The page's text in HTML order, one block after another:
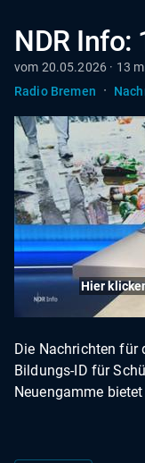
NDR Info:
vom 20.05.2026 · 13
Radio Bremen
·
Hier
Die Nachrichten für
Bildungs-ID für
Neuengamme